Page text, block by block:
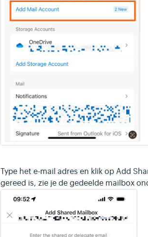
Type het e-mail adres en klik op Add
gereed is, zie je de gedeelde mailbox